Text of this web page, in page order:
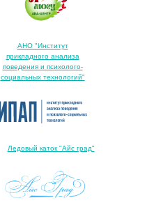
Ледовый каток "Айс град"
АНО "Институт
прикладного анализа
поведения и психолого-
социальных технологий"